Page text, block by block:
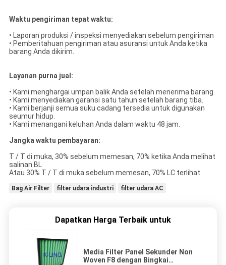
Waktu pengiriman tepat waktu:
• Laporan produksi / inspeksi menyediakan sebelum pengiriman
• Pemberitahuan pengiriman atau asuransi untuk Anda ketika
barang Anda dikirim.
Layanan purna jual:
• Kami menghargai umpan balik Anda setelah menerima barang.
• Kami menyediakan garansi satu tahun setelah barang tiba.
• Kami berjanji semua suku cadang tersedia untuk digunakan
seumur hidup.
• Kami menangani keluhan Anda dalam waktu 48 jam.
Jangka waktu pembayaran:
T / T di muka, 30% sebelum memesan, 70% ketika Anda melihat
salinan BL
Atau 30% T / T di muka sebelum memesan, 70% LC terlihat.
Bag Air Filter filter udara industri filter udara AC
Dapatkan Harga Terbaik untuk
Media Filter Panel Sekunder Non
Woven F8 dengan Bingkai